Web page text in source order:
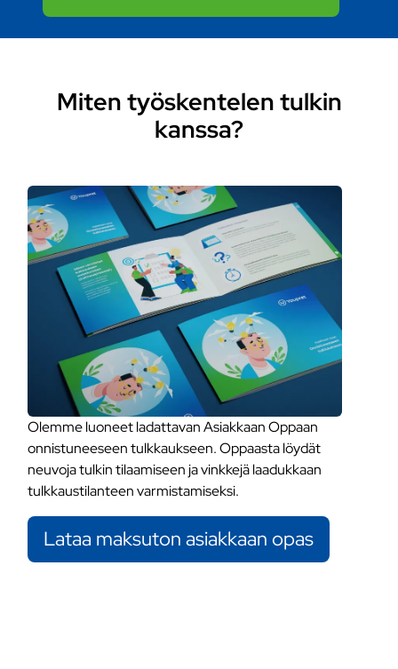
Miten työskentelen tulkin
kanssa?
Olemme luoneet ladattavan Asiakkaan Oppaan
onnistuneeseen tulkkaukseen. Oppaasta löydät
neuvoja tulkin tilaamiseen ja vinkkejä laadukkaan
tulkkaustilanteen varmistamiseksi.
Lataa maksuton asiakkaan opas